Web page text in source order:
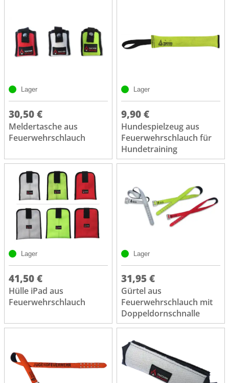
Lager
30,50 €
Meldertasche aus
Feuerwehrschlauch
Lager
9,90 €
Hundespielzeug aus
Feuerwehrschlauch für
Hundetraining
Lager
41,50 €
Hülle iPad aus
Feuerwehrschlauch
Lager
31,95 €
Gürtel aus
Feuerwehrschlauch mit
Doppeldornschnalle